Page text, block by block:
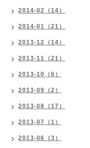
2014-02（14）
2014-01（21）
2013-12（14）
2013-11（21）
2013-10（6）
2013-09（2）
2013-08（17）
2013-07（1）
2013-06（3）